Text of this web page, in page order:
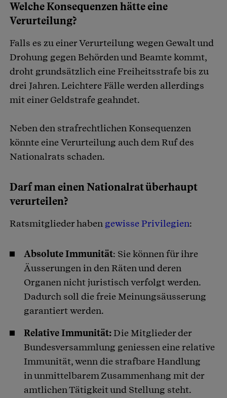
Welche Konsequenzen hätte eine
Verurteilung?
Falls es zu einer Verurteilung wegen Gewalt und
Drohung gegen Behörden und Beamte kommt,
droht grundsätzlich eine Freiheitsstrafe bis zu
drei Jahren. Leichtere Fälle werden allerdings
mit einer Geldstrafe geahndet.
Neben den strafrechtlichen Konsequenzen
könnte eine Verurteilung auch dem Ruf des
Nationalrats schaden.
Darf man einen Nationalrat überhaupt
verurteilen?
Ratsmitglieder haben gewisse Privilegien:
Absolute Immunität: Sie können für ihre
Äusserungen in den Räten und deren
Organen nicht juristisch verfolgt werden.
Dadurch soll die freie Meinungsäusserung
garantiert werden.
Relative Immunität:Die Mitglieder der
Bundesversammlung geniessen eine relative
Immunität, wenn die strafbare Handlung
in unmittelbarem Zusammenhang mit der
amtlichen Tätigkeit und Stellung steht.